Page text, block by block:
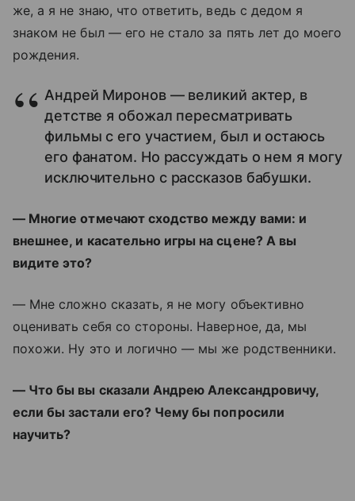
же, а я не знаю, что ответить, ведь с дедом я
знаком не был — его не стало за пять лет до моего
рождения.
Андрей Миронов — великий актер, в
детстве я обожал пересматривать
фильмы с его участием, был и остаюсь
его фанатом. Но рассуждать о нем я могу
исключительно с рассказов бабушки.
— Многие отмечают сходство между вами: и
внешнее, и касательно игры на сцене? А вы
видите это?
— Мне сложно сказать, я не могу объективно
оценивать себя со стороны. Наверное, да, мы
похожи. Ну это и логично — мы же родственники.
— Что бы вы сказали Андрею Александровичу,
если бы застали его? Чему бы попросили
научить?